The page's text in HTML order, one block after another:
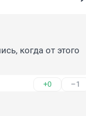
когда от этого
+0 –1